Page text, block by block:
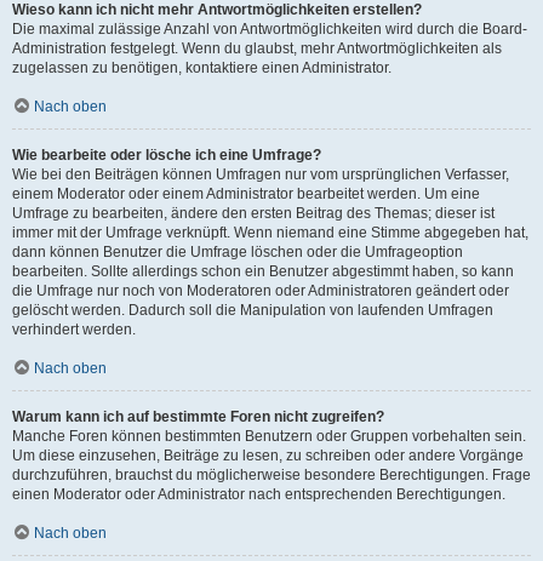
Wieso kann ich nicht mehr Antwortmöglichkeiten erstellen?
Die maximal zulässige Anzahl von Antwortmöglichkeiten wird durch die Board-
Administration festgelegt. Wenn du glaubst, mehr Antwortmöglichkeiten als
zugelassen zu benötigen, kontaktiere einen Administrator.
Nach oben
Wie bearbeite oder lösche ich eine Umfrage?
Wie bei den Beiträgen können Umfragen nur vom ursprünglichen Verfasser,
einem Moderator oder einem Administrator bearbeitet werden. Um eine
Umfrage zu bearbeiten, ändere den ersten Beitrag des Themas; dieser ist
immer mit der Umfrage verknüpft. Wenn niemand eine Stimme abgegeben hat,
dann können Benutzer die Umfrage löschen oder die Umfrageoption
bearbeiten. Sollte allerdings schon ein Benutzer abgestimmt haben, so kann
die Umfrage nur noch von Moderatoren oder Administratoren geändert oder
gelöscht werden. Dadurch soll die Manipulation von laufenden Umfragen
verhindert werden.
Nach oben
Warum kann ich auf bestimmte Foren nicht zugreifen?
Manche Foren können bestimmten Benutzern oder Gruppen vorbehalten sein.
Um diese einzusehen, Beiträge zu lesen, zu schreiben oder andere Vorgänge
durchzuführen, brauchst du möglicherweise besondere Berechtigungen. Frage
einen Moderator oder Administrator nach entsprechenden Berechtigungen.
Nach oben